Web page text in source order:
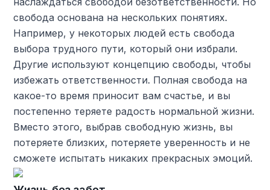
свобода основана на нескольких понятиях.
Например, у некоторых людей есть свобода
выбора трудного пути, который они избрали.
Другие используют концепцию свободы, чтобы
избежать ответственности. Полная свобода на
какое-то время приносит вам счастье, и вы
постепенно теряете радость нормальной жизни.
Вместо этого, выбрав свободную жизнь, вы
потеряете близких, потеряете уверенность и не
сможете испытать никаких прекрасных эмоций.